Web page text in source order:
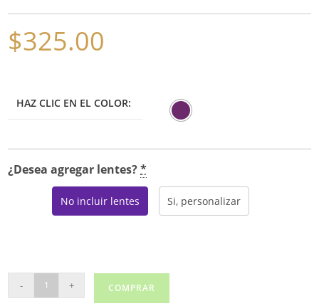
$325.00
HAZ CLIC EN EL COLOR:
¿Desea agregar lentes?*
No incluir lentes Si, personalizar
VTOC07
- + COMPRAR